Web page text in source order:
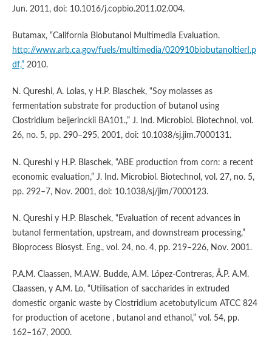
Jun. 2011, doi: 10.1016/j.copbio.2011.02.004.
Butamax, “California Biobutanol Multimedia Evaluation.
http://www.arb.ca.gov/fuels/multimedia/020910biobutanoltierI.p
df,” 2010.
N. Qureshi, A. Lolas, y H.P. Blaschek, “Soy molasses as
fermentation substrate for production of butanol using
Clostridium beijerinckii BA101.,” J. Ind. Microbiol. Biotechnol, vol.
26, no. 5, pp. 290–295, 2001, doi: 10.1038/sj.jim.7000131.
N. Qureshi y H.P. Blaschek, “ABE production from corn: a recent
economic evaluation,” J. Ind. Microbiol. Biotechnol, vol. 27, no. 5,
pp. 292–7, Nov. 2001, doi: 10.1038/sj/jim/7000123.
N. Qureshi y H.P. Blaschek, “Evaluation of recent advances in
butanol fermentation, upstream, and downstream processing,”
Bioprocess Biosyst. Eng., vol. 24, no. 4, pp. 219–226, Nov. 2001.
P.A.M. Claassen, M.A.W. Budde, A.M. López-Contreras, Â.P. A.M.
Claassen, y A.M. Lo, “Utilisation of saccharides in extruded
domestic organic waste by Clostridium acetobutylicum ATCC 824
for production of acetone , butanol and ethanol,” vol. 54, pp.
162–167, 2000.